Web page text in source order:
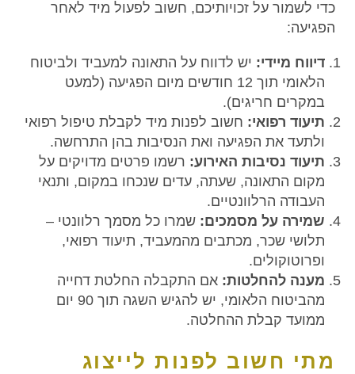
כדי לשמור על זכויותיכם, חשוב לפעול מיד לאחר
הפגיעה:
דיווח מיידי: יש לדווח על התאונה למעביד ולביטוח
הלאומי תוך 12 חודשים מיום הפגיעה (למעט
במקרים חריגים).
תיעוד רפואי: חשוב לפנות מיד לקבלת טיפול רפואי
ולתעד את הפגיעה ואת הנסיבות בהן התרחשה.
תיעוד נסיבות האירוע: רשמו פרטים מדויקים על
מקום התאונה, שעתה, עדים שנכחו במקום, ותנאי
העבודה הרלוונטיים.
שמירה על מסמכים: שמרו כל מסמך רלוונטי –
תלושי שכר, מכתבים מהמעביד, תיעוד רפואי,
ופרוטוקולים.
מענה להחלטות: אם התקבלה החלטת דחייה
מהביטוח הלאומי, יש להגיש השגה תוך 90 יום
ממועד קבלת ההחלטה.
מתי חשוב לפנות לייצוג